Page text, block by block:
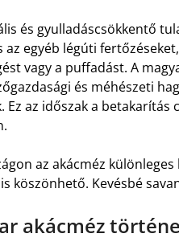
és gyulladáscsökkentő
az egyéb légúti
vagy a puffadást. A
és méhészeti
Ez az időszak a
az akácméz
köszönhető. Kevésbé
akácméz